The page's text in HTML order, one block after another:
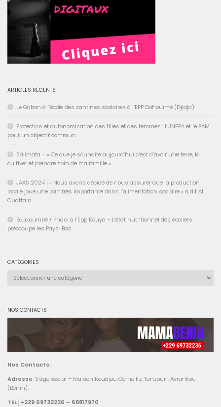
ARTICLES RÉCENTS
Le Gabon à l’école des cantines scolaires à l’EPP Dohouimè (Djidja)
Protection et autonomisation des filles et des femmes : l’UNFPA et le PAM
pour un objectif commun
Salimata – « Ce que je souhaite aujourd’hui c’est d’avoir une terre, la
cultiver et prendre soin de ma famille »
JAAS 2024 | « Nous avons décidé de nous assurer que la production
locale joue une part très importante dans l’alimentation scolaire » a dit Ali
Ouattara
Boukoumbé / Pnasi à l’Epp Kouya – L’état nutritionnel des écoliers
préoccupe les Pays-Bas
CATÉGORIES
NOS CONTACTS
Nos Contacts:
Adresse: Siège social – Maison Koudjou Corneille, Tanzoun, Avrankou
(Bénin).
TEL│+229 69732236 – 68817970